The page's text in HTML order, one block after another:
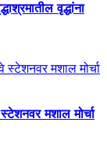
वृद्धांना
मशाल मोर्चा